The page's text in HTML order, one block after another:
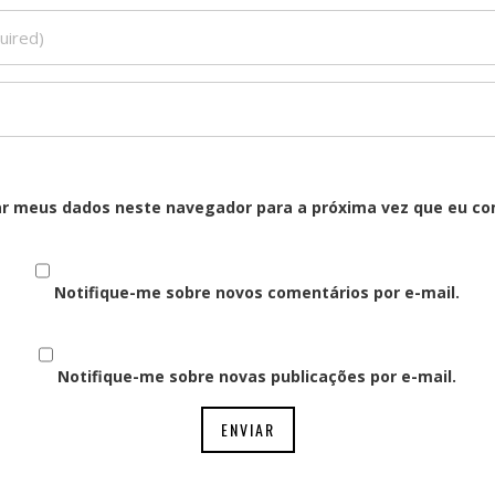
meus dados neste navegador para a próxima vez que eu
Notifique-me sobre novos comentários por e-mail.
Notifique-me sobre novas publicações por e-mail.